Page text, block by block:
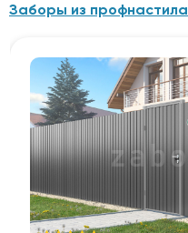
Заборы из профнастила